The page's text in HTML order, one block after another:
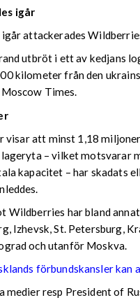
igår
igår attackerades
utbröt i ett av kedjans
kilometer från den
Times.
visar att minst 1,18
– vilket motsvarar
kapacitet – har skadats
Wildberries har bland
Izhevsk, St. Petersburg,
och utanför Moskva.
förbundskansler kan
medier resp President of